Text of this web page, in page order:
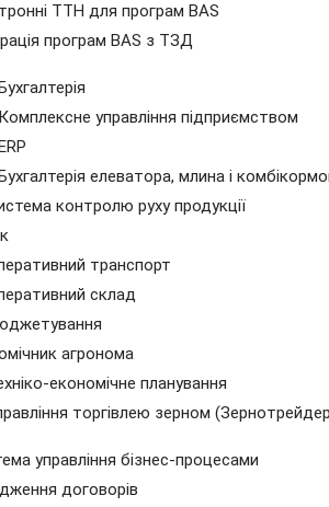
ТТН для програм BAS
програм BAS з ТЗД
управління підприємством
елеватора, млина і
контролю руху продукції
транспорт
склад
агронома
економічне планування
торгівлею зерном
управління бізнес-процесами
договорів